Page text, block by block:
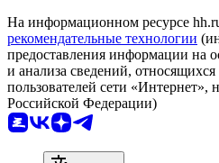
На информационном ресурсе
рекомендательные технологии
предоставления информации на
и анализа сведений,
пользователей сети «Интернет»,
Российской Федерации)